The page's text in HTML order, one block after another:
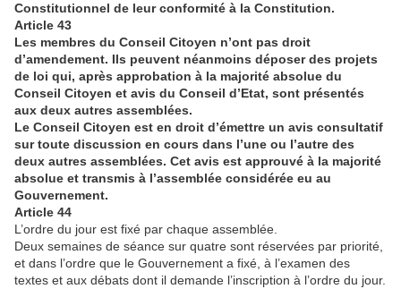
Constitutionnel de leur conformité à la Constitution.
Article 43
Les membres du Conseil Citoyen n’ont pas droit
d’amendement. Ils peuvent néanmoins déposer des projets
de loi qui, après approbation à la majorité absolue du
Conseil Citoyen et avis du Conseil d’Etat, sont présentés
aux deux autres assemblées.
Le Conseil Citoyen est en droit d’émettre un avis consultatif
sur toute discussion en cours dans l’une ou l’autre des
deux autres assemblées. Cet avis est approuvé à la majorité
absolue et transmis à l’assemblée considérée eu au
Gouvernement.
Article 44
L’ordre du jour est fixé par chaque assemblée.
Deux semaines de séance sur quatre sont réservées par priorité,
et dans l’ordre que le Gouvernement a fixé, à l’examen des
textes et aux débats dont il demande l’inscription à l’ordre du jour.